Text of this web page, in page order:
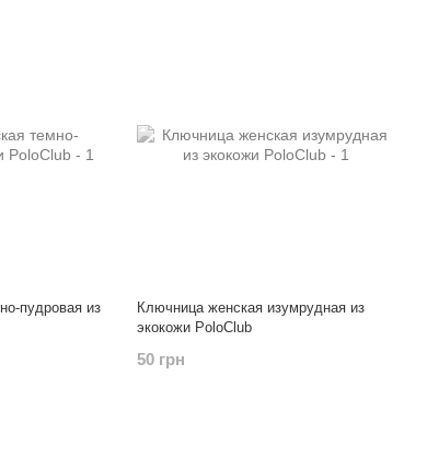
пудровая из
Ключница женская изумрудная из
экокожи PoloClub
50 грн